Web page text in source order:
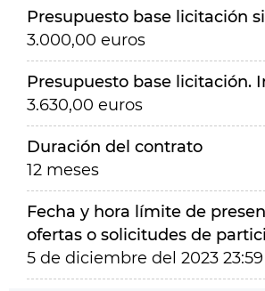
Presupuesto base licitación
3.000,00 euros
Presupuesto base licitación.
3.630,00 euros
Duración del contrato
12 meses
Fecha y hora límite de
ofertas o solicitudes de
5 de diciembre del 2023 23:59